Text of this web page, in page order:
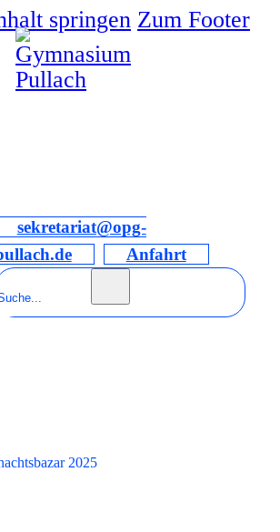
springen Zum Footer
sekretariat@opg-
Anfahrt
2025